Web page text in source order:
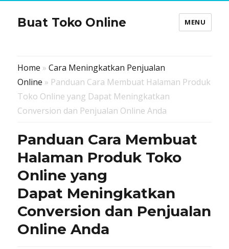
Buat Toko Online MENU
Home »Cara Meningkatkan Penjualan
Online » Panduan Cara Membuat Halaman Produk
Toko Online yang Dapat Meningkatkan
Conversion dan Penjualan Online Anda
Panduan Cara Membuat
Halaman Produk Toko
Online yang
Dapat Meningkatkan
Conversion dan Penjualan
Online Anda